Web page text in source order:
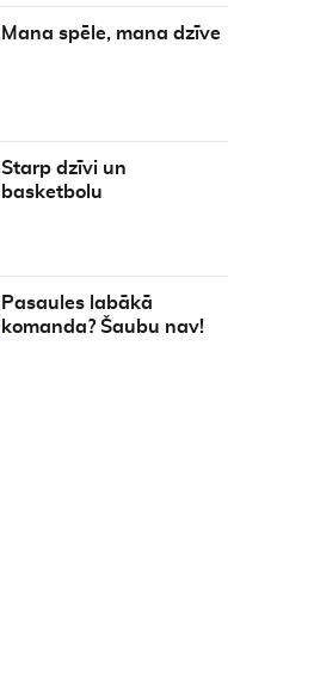
Mana spēle, mana dzīve
Starp dzīvi un
basketbolu
Pasaules labākā
komanda? Šaubu nav!